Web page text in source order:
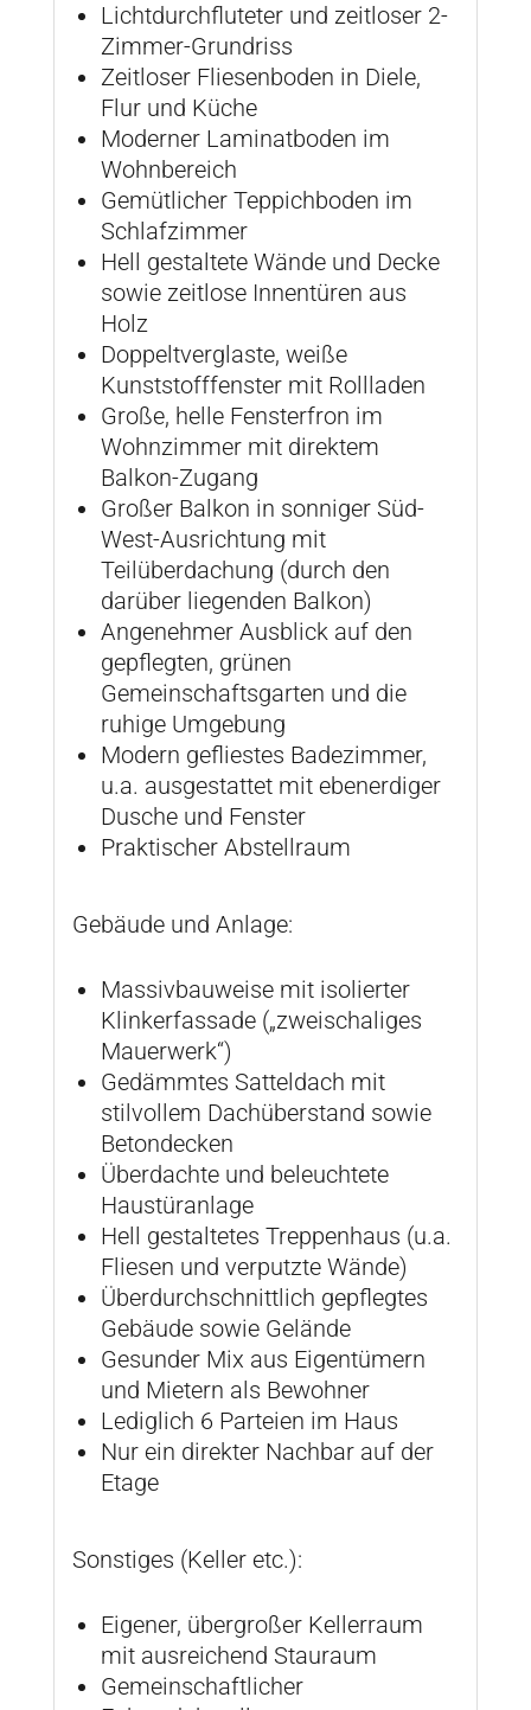
Lichtdurchfluteter und zeitloser 2-
Zimmer-Grundriss
Zeitloser Fliesenboden in Diele,
Flur und Küche
Moderner Laminatboden im
Wohnbereich
Gemütlicher Teppichboden im
Schlafzimmer
Hell gestaltete Wände und Decke
sowie zeitlose Innentüren aus
Holz
Doppeltverglaste, weiße
Kunststofffenster mit Rollladen
Große, helle Fensterfron im
Wohnzimmer mit direktem
Balkon-Zugang
Großer Balkon in sonniger Süd-
West-Ausrichtung mit
Teilüberdachung (durch den
darüber liegenden Balkon)
Angenehmer Ausblick auf den
gepflegten, grünen
Gemeinschaftsgarten und die
ruhige Umgebung
Modern gefliestes Badezimmer,
u.a. ausgestattet mit ebenerdiger
Dusche und Fenster
Praktischer Abstellraum
Gebäude und Anlage:
Massivbauweise mit isolierter
Klinkerfassade („zweischaliges
Mauerwerk“)
Gedämmtes Satteldach mit
stilvollem Dachüberstand sowie
Betondecken
Überdachte und beleuchtete
Haustüranlage
Hell gestaltetes Treppenhaus (u.a.
Fliesen und verputzte Wände)
Überdurchschnittlich gepflegtes
Gebäude sowie Gelände
Gesunder Mix aus Eigentümern
und Mietern als Bewohner
Lediglich 6 Parteien im Haus
Nur ein direkter Nachbar auf der
Etage
Sonstiges (Keller etc.):
Eigener, übergroßer Kellerraum
mit ausreichend Stauraum
Gemeinschaftlicher